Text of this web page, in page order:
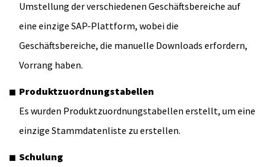
Umstellung der verschiedenen Geschäftsbereiche auf
eine einzige SAP-Plattform, wobei die
Geschäftsbereiche, die manuelle Downloads erfordern,
Vorrang haben.
Produktzuordnungstabellen
Es wurden Produktzuordnungstabellen erstellt, um eine
einzige Stammdatenliste zu erstellen.
Schulung